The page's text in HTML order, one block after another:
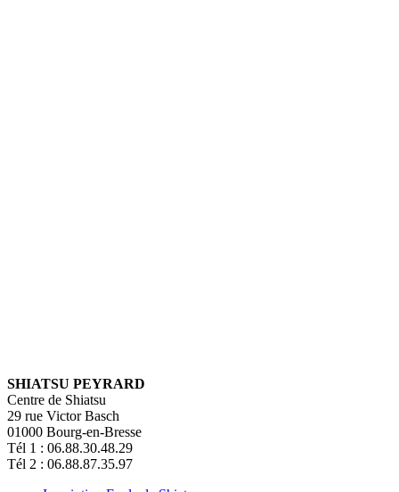
SHIATSU PEYRARD
Centre de Shiatsu
29 rue Victor Basch
01000 Bourg-en-Bresse
Tél 1 : 06.88.30.48.29
Tél 2 : 06.88.87.35.97